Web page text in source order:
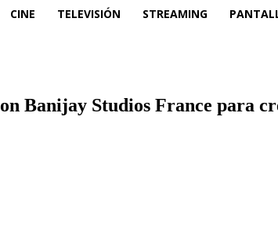
CINE TELEVISIÓN STREAMING
Banijay Studios France para